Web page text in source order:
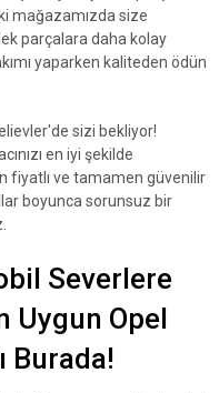
mağazamızda size
parçalara daha kolay
yaparken kaliteden ödün
sizi bekliyor!
en iyi şekilde
fiyatlı ve tamamen güvenilir
boyunca sorunsuz bir
Severlere
Uygun Opel
Burada!